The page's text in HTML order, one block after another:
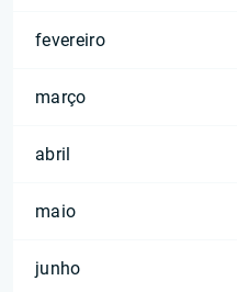
fevereiro
março
abril
maio
junho